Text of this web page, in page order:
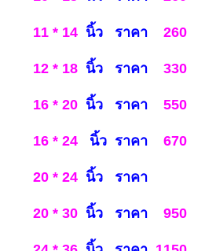
14 นิ้ว ราคา
260
18 นิ้ว ราคา 330
20 นิ้ว ราคา 550
16 * 24 นิ้ว ราคา 670
24 นิ้ว ราคา
30 นิ้ว ราคา 950